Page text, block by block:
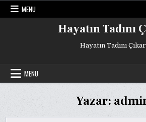
Skip
MENU
Hayatın Tadını
Hayatın Tadını Çıkar
MENU
Yazar: